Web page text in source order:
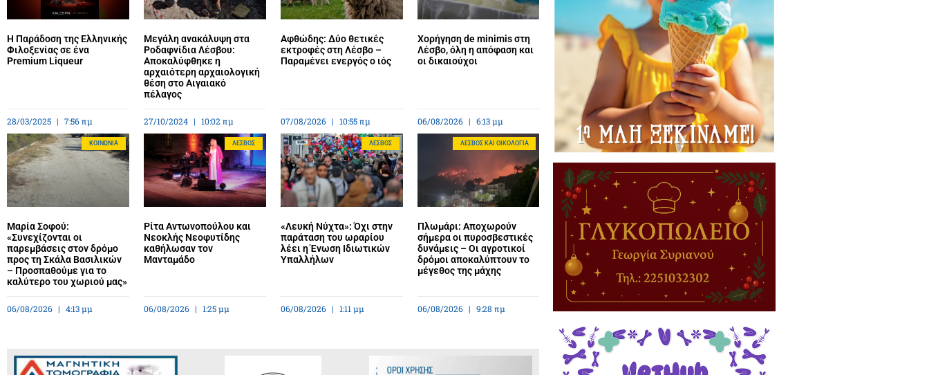
Η Παράδοση της Ελληνικής
Φιλοξενίας σε ένα
Premium Liqueur
28/03/2025 7:56 πμ
Μεγάλη ανακάλυψη στα
Ροδαφνίδια Λέσβου:
Αποκαλύφθηκε η
αρχαιότερη αρχαιολογική
θέση στο Αιγαιακό
πέλαγος
27/10/2024 10:02 πμ
Αφθώδης: Δύο θετικές
εκτροφές στη Λέσβο –
Παραμένει ενεργός ο ιός
07/08/2026 10:55 πμ
Χορήγηση de minimis στη
Λέσβο, όλη η απόφαση και
οι δικαιούχοι
06/08/2026 6:13 μμ
ΚΟΙΝΩΝΊΑ
Μαρία Σοφού:
«Συνεχίζονται οι
παρεμβάσεις στον δρόμο
προς τη Σκάλα Βασιλικών
– Προσπαθούμε για το
καλύτερο του χωριού μας»
06/08/2026 4:13 μμ
ΛΈΣΒΟΣ
Ρίτα Αντωνοπούλου και
Νεοκλής Νεοφυτίδης
καθήλωσαν τον
Μανταμάδο
06/08/2026 1:25 μμ
ΛΈΣΒΟΣ
«Λευκή Νύχτα»: Όχι στην
παράταση του ωραρίου
λέει η Ένωση Ιδιωτικών
Υπαλλήλων
06/08/2026 1:11 μμ
ΛΈΣΒΟΣ ΚΑΙ ΟΙΚΟΛΟΓΊΑ
Πλωμάρι: Αποχωρούν
σήμερα οι πυροσβεστικές
δυνάμεις – Οι αγροτικοί
δρόμοι αποκαλύπτουν το
μέγεθος της μάχης
06/08/2026 9:28 πμ